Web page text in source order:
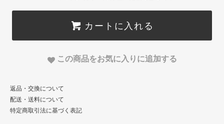
カートに入れる
この商品をお気に入りに追加する
返品・交換について
配送・送料について
特定商取引法に基づく表記